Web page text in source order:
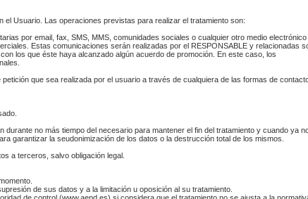
el Usuario. Las operaciones previstas para realizar el tratamiento son:
por email, fax, SMS, MMS, comunidades sociales o cualquier otro medio
Estas comunicaciones serán realizadas por el RESPONSABLE y relacionadas
los que éste haya alcanzado algún acuerdo de promoción. En este caso, los
que sea realizada por el usuario a través de cualquiera de las formas de
durante no más tiempo del necesario para mantener el fin del tratamiento y cuando ya
garantizar la seudonimización de los datos o la destrucción total de los mismos.
a terceros, salvo obligación legal.
de sus datos y a la limitación u oposición al su tratamiento.